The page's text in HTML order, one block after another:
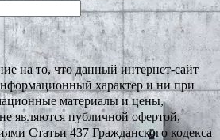
на то, что данный интернет-сайт
характер и ни при
материалы и цены,
являются публичной офертой,
Статьи 437 Гражданского кодекса